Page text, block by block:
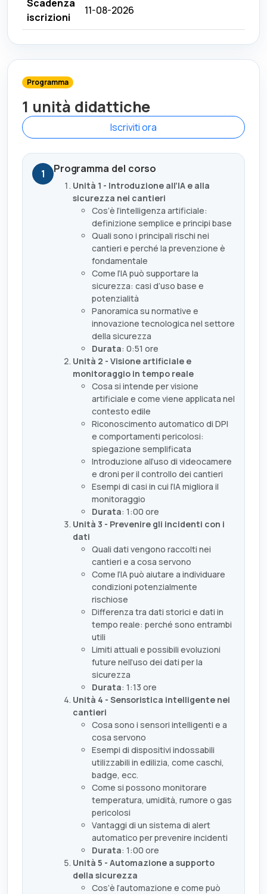
Scadenza
iscrizioni
11-08-2026
Programma
1 unità didattiche
Iscriviti ora
1 Programma del corso
Unità 1 - Introduzione all’IA e alla
sicurezza nei cantieri
Cos’è l’intelligenza artificiale:
definizione semplice e principi base
Quali sono i principali rischi nei
cantieri e perché la prevenzione è
fondamentale
Come l’IA può supportare la
sicurezza: casi d’uso base e
potenzialità
Panoramica su normative e
innovazione tecnologica nel settore
della sicurezza
Durata: 0:51 ore
Unità 2 - Visione artificiale e
monitoraggio in tempo reale
Cosa si intende per visione
artificiale e come viene applicata nel
contesto edile
Riconoscimento automatico di DPI
e comportamenti pericolosi:
spiegazione semplificata
Introduzione all’uso di videocamere
e droni per il controllo dei cantieri
Esempi di casi in cui l’IA migliora il
monitoraggio
Durata: 1:00 ore
Unità 3 - Prevenire gli incidenti con i
dati
Quali dati vengono raccolti nei
cantieri e a cosa servono
Come l’IA può aiutare a individuare
condizioni potenzialmente
rischiose
Differenza tra dati storici e dati in
tempo reale: perché sono entrambi
utili
Limiti attuali e possibili evoluzioni
future nell’uso dei dati per la
sicurezza
Durata: 1:13 ore
Unità 4 - Sensoristica intelligente nei
cantieri
Cosa sono i sensori intelligenti e a
cosa servono
Esempi di dispositivi indossabili
utilizzabili in edilizia, come caschi,
badge, ecc.
Come si possono monitorare
temperatura, umidità, rumore o gas
pericolosi
Vantaggi di un sistema di alert
automatico per prevenire incidenti
Durata: 1:00 ore
Unità 5 - Automazione a supporto
della sicurezza
Cos’è l’automazione e come può